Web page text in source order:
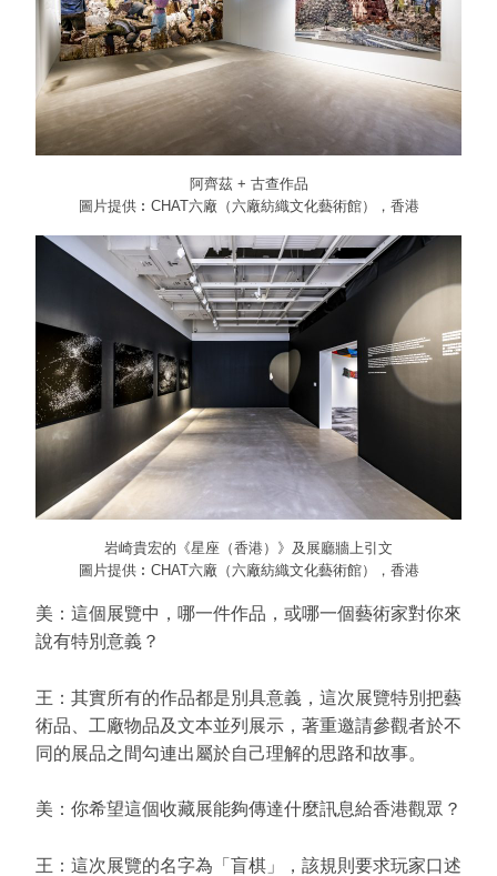
阿齊茲 + 古查作品
圖片提供︰CHAT六廠（六廠紡織文化藝術館），香港
岩崎貴宏的《星座（香港）》及展廳牆上引文
圖片提供︰CHAT六廠（六廠紡織文化藝術館），香港
美：這個展覽中，哪一件作品，或哪一個藝術家對你來
說有特別意義？
王：其實所有的作品都是別具意義，這次展覽特別把藝
術品、工廠物品及文本並列展示，著重邀請參觀者於不
同的展品之間勾連出屬於自己理解的思路和故事。
美：你希望這個收藏展能夠傳達什麼訊息給香港觀眾？
王：這次展覽的名字為「盲棋」，該規則要求玩家口述